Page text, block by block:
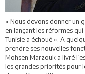
« Nous devons donner un
en lançant les réformes qui
Tunisie a échoué ». A
prendre ses nouvelles
Mohsen Marzouk a livré
les grandes priorités pour